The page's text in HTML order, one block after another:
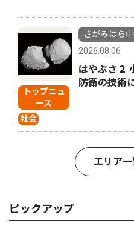
トップニュ
ース
社会
さがみはら
2026.08.06
はやぶさ２
防衛の技術
エリア
ピックアップ